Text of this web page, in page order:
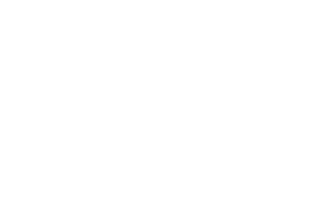
S’abonner au